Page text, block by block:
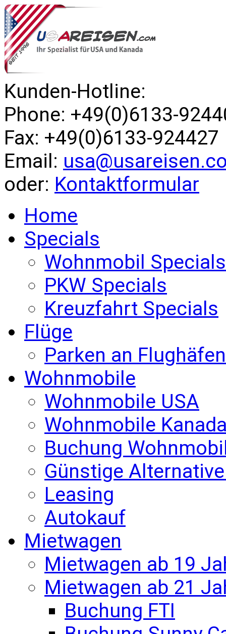
Kunden-Hotline:
Phone: +49(0)6133-
Fax: +49(0)6133-924427
Email:
oder: Kontaktformular
Home
Specials
Wohnmobil Specials
PKW Specials
Kreuzfahrt Specials
Flüge
Parken an Flughäfen
Wohnmobile
Wohnmobile USA
Wohnmobile
Buchung
Günstige
Leasing
Autokauf
Mietwagen
Mietwagen ab 19
Mietwagen ab 21
Buchung FTI